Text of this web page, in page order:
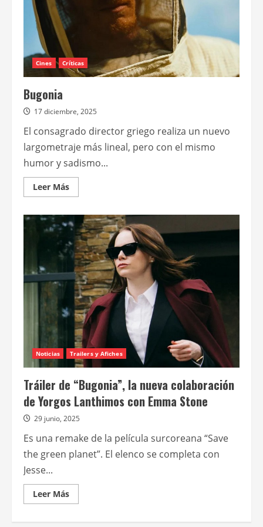
Cines Críticas
Bugonia
17 diciembre, 2025
El consagrado director griego realiza un nuevo
largometraje más lineal, pero con el mismo
humor y sadismo...
Leer MásLeer
más
Bugonia
Noticias Trailers y Afiches
Tráiler de “Bugonia”, la nueva colaboración
de Yorgos Lanthimos con Emma Stone
29 junio, 2025
Es una remake de la película surcoreana “Save
the green planet”. El elenco se completa con
Jesse...
Leer MásLeer
más